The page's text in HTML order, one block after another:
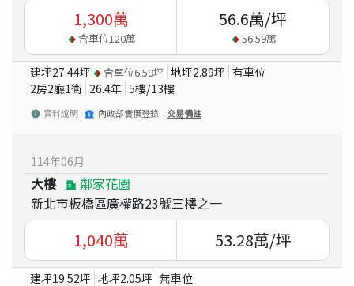
1,300萬
含車位120萬
56.6萬/坪
56.59萬
建坪27.44坪 含車位6.59坪 地坪2.89坪 有車位
2房2廳1衛 26.4年 5樓/13樓
資料說明 內政部實價登錄 交易備註
114年06月
大樓
鄰家花園
新北市板橋區廣權路23號三樓之一
1,040萬 53.28萬/坪
建坪19.52坪 地坪2.05坪 無車位